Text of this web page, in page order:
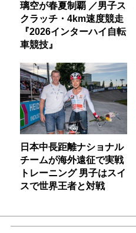
璃空が春夏制覇 ／男子ス
クラッチ・4km速度競走
『2026インターハイ自転
車競技』
日本中長距離ナショナル
チームが海外遠征で実戦
トレーニング 男子はスイ
スで世界王者と対戦